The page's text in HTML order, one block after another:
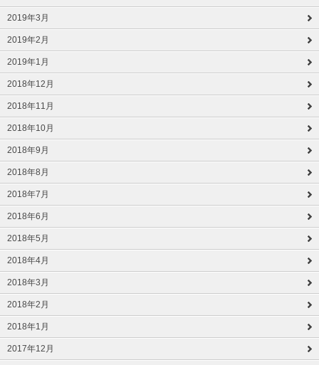
2019年3月
2019年2月
2019年1月
2018年12月
2018年11月
2018年10月
2018年9月
2018年8月
2018年7月
2018年6月
2018年5月
2018年4月
2018年3月
2018年2月
2018年1月
2017年12月